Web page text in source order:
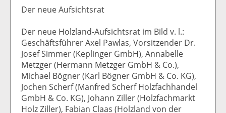
Der neue Aufsichtsrat
Der neue Holzland-Aufsichtsrat im Bild v. l.:
Geschäftsführer Axel Pawlas, Vorsitzender Dr.
Josef Simmer (Keplinger GmbH), Annabelle
Metzger (Hermann Metzger GmbH & Co.),
Michael Bögner (Karl Bögner GmbH & Co. KG),
Jochen Scherf (Manfred Scherf Holzfachhandel
GmbH & Co. KG), Johann Ziller (Holzfachmarkt
Holz Ziller), Fabian Claas (Holzland von der